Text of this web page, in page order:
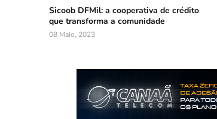
Sicoob DFMil: a cooperativa de crédito
que transforma a comunidade
08 Maio, 2023